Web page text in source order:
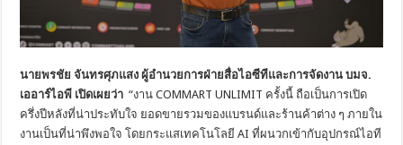
นายพรชัย จันทรศุภแสง ผู้อำนวยการฝ่ายสื่อไอซีทีและการจัดงาน บมจ.
เออาร์ไอพี เปิดเผยว่า “งาน COMMART UNLIMIT ครั้งนี้ ถือเป็นการเปิด
ครึ่งปีหลังที่น่าประทับใจ ยอดขายรวมของแบรนด์และร้านค้าต่าง ๆ ภายใน
งานเป็นที่น่าพึงพอใจ โดยกระแสเทคโนโลยี AI ที่ผนวกเข้ากับอุปกรณ์ไอที